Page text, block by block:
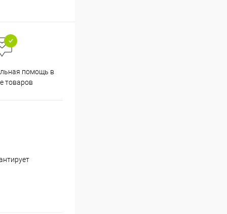
помощь в
товаров